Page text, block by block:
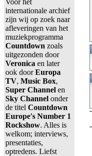
Voor het
internationale archief
zijn wij op zoek naar
afleveringen van het
muziekprogramma
Countdown zoals
uitgezonden door
Veronica en later
ook doorEuropa
TV, Music Box,
Super Channel en
Sky Channel onder
de titel Countdown
Europe's Number 1
Rockshow. Alles is
welkom; interviews,
presentaties,
optredens. Liefst